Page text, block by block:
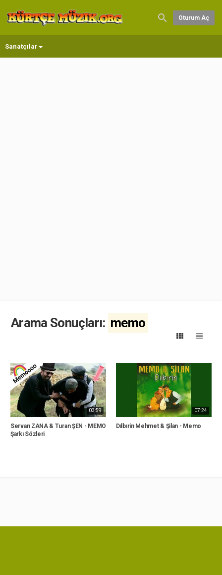
Oturum Aç
Sanatçılar
Arama Sonuçları: memo
03:59
Servan ZANA & Turan ŞEN - MEMO
Şarkı Sözleri
07:24
Dılbırin Mehmet & Şilan - Memo